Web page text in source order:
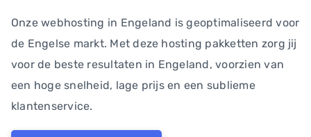
Onze webhosting in Engeland is geoptimaliseerd voor
de Engelse markt. Met deze hosting pakketten zorg jij
voor de beste resultaten in Engeland, voorzien van
een hoge snelheid, lage prijs en een sublieme
klantenservice.